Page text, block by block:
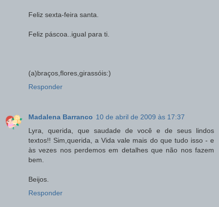
Feliz sexta-feira santa.
Feliz páscoa..igual para ti.
(a)braços,flores,girassóis:)
Responder
Madalena Barranco 10 de abril de 2009 às 17:37
Lyra, querida, que saudade de você e de seus lindos
textos!! Sim,querida, a Vida vale mais do que tudo isso - e
às vezes nos perdemos em detalhes que não nos fazem
bem.
Beijos.
Responder